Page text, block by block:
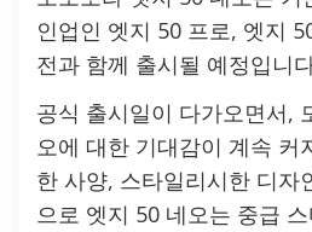
인업인 엣지 50 프로, 엣지
전과 함께 출시될 예정입니
공식 출시일이 다가오면서,
오에 대한 기대감이 계속 커
한 사양, 스타일리시한 디자
으로 엣지 50 네오는 중급